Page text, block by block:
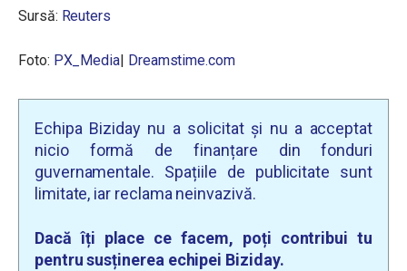
Sursă: Reuters
Foto: PX_Media| Dreamstime.com
Echipa Biziday nu a solicitat și nu a acceptat
nicio formă de finanțare din fonduri
guvernamentale. Spațiile de publicitate sunt
limitate, iar reclama neinvazivă.
Dacă îți place ce facem, poți contribui tu
pentru susținerea echipei Biziday.